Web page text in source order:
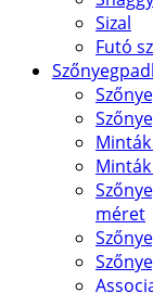
Sizal
Futó
méret